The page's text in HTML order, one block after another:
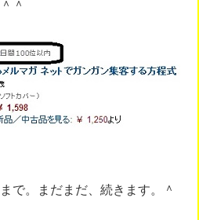
＾
で。まだまだ、続きます。＾